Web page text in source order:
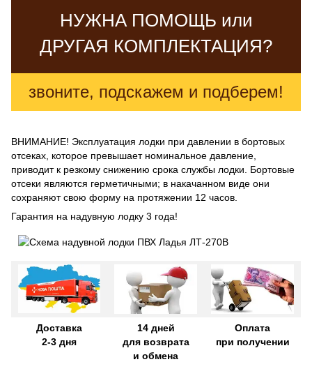
НУЖНА ПОМОЩЬ или
ДРУГАЯ КОМПЛЕКТАЦИЯ?
звоните, подскажем и подберем!
ВНИМАНИЕ! Эксплуатация лодки при давлении в бортовых
отсеках, которое превышает номинальное давление,
приводит к резкому снижению срока службы лодки. Бортовые
отсеки являются герметичными; в накачанном виде они
сохраняют свою форму на протяжении 12 часов.
Гарантия на надувную лодку 3 года!
Доставка
2-3 дня
14 дней
для возврата
и обмена
Оплата
при получении